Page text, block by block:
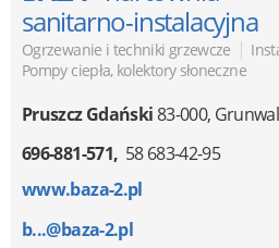
sanitarno-instalacyjna
Ogrzewanie i techniki grzewcze |
Pompy ciepła, kolektory słoneczne
Pruszcz Gdański83-000,
696-881-571 58 683-42-95
www.baza-2.pl
b...@baza-2.pl